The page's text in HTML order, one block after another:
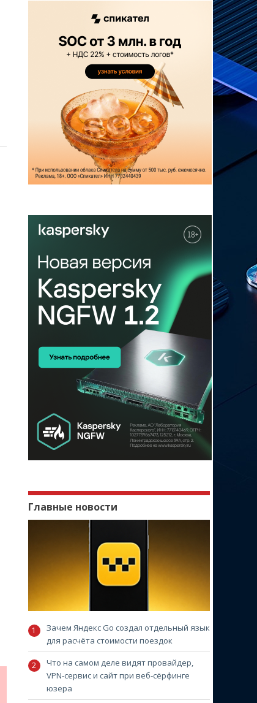
Главные новости
Зачем Яндекс Go создал отдельный язык
для расчёта стоимости поездок
Что на самом деле видят провайдер,
VPN-сервис и сайт при веб-сёрфинге
юзера